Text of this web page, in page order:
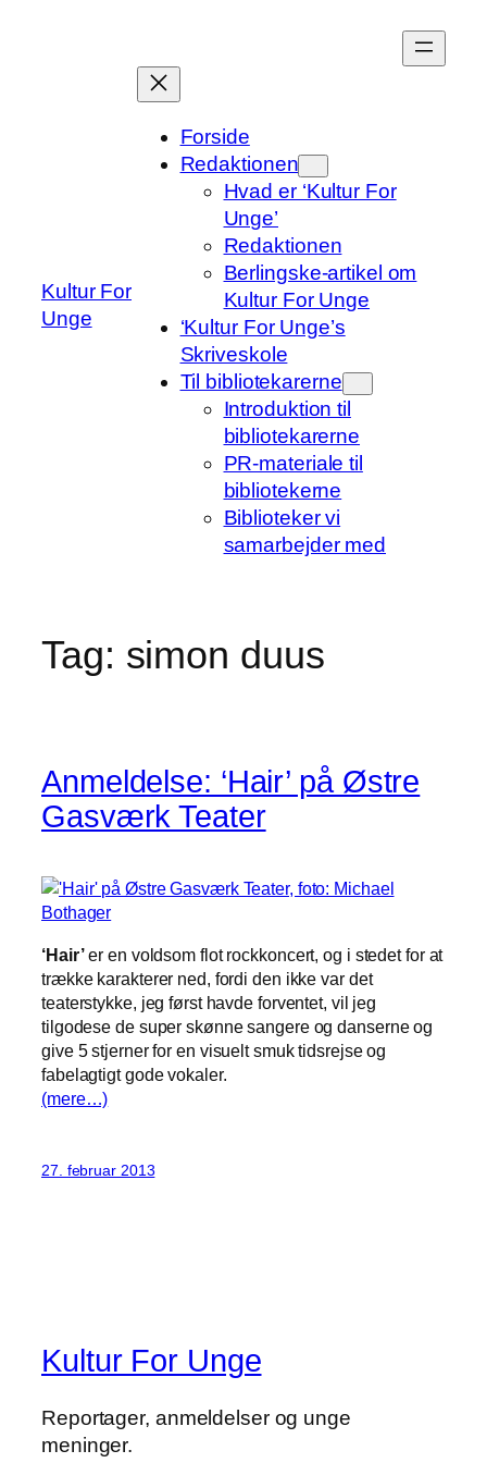
Kultur For
Unge
Forside
Redaktionen
Hvad er ‘Kultur For
Unge’
Redaktionen
Berlingske-artikel om
Kultur For Unge
‘Kultur For Unge’s
Skriveskole
Til bibliotekarerne
Introduktion til
bibliotekarerne
PR-materiale til
bibliotekerne
Biblioteker vi
samarbejder med
Tag: simon duus
Anmeldelse: ‘Hair’ på Østre
Gasværk Teater
‘Hair’er en voldsom flot rockkoncert, og i stedet for at
trække karakterer ned, fordi den ikke var det
teaterstykke, jeg først havde forventet, vil jeg
tilgodese de super skønne sangere og danserne og
give 5 stjerner for en visuelt smuk tidsrejse og
fabelagtigt gode vokaler.
(mere…)
27. februar 2013
Kultur For Unge
Reportager, anmeldelser og unge
meninger.